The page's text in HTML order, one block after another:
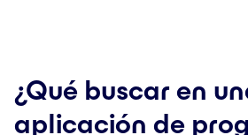
¿Qué buscar en
aplicación de